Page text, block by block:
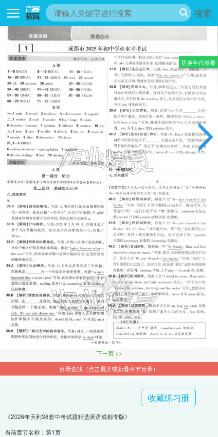
搜索
下一页 >>
目录查找（点击展开或折叠章节目录）
收藏练习册
《2026年天利38套中考试题精选英语成都专版》
当前章节名称：第1页
切换年代卷册